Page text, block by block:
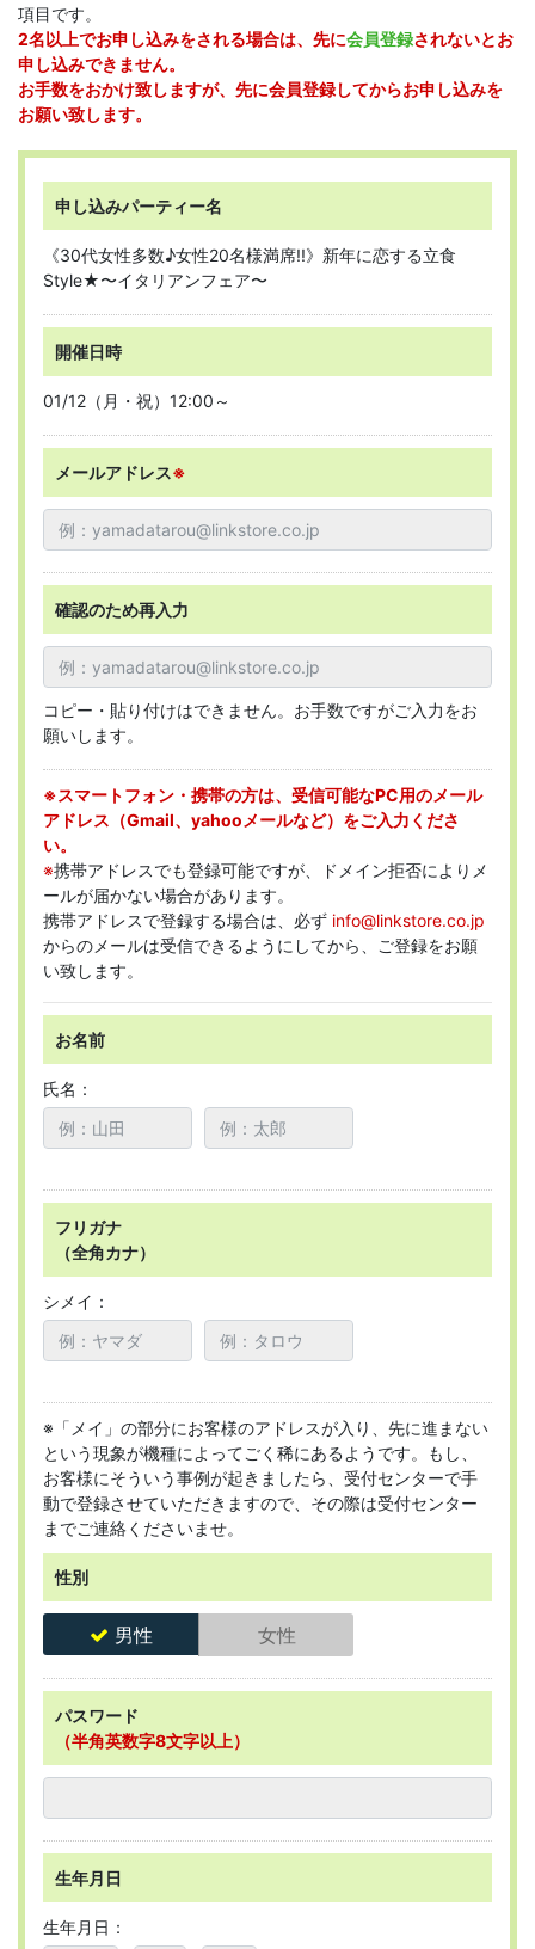
項目です。
2名以上でお申し込みをされる場合は、先に会員登録されないとお
申し込みできません。
お手数をおかけ致しますが、先に会員登録してからお申し込みを
お願い致します。
申し込みパーティー名
《30代女性多数♪女性20名様満席!!》新年に恋する立食
Style★〜イタリアンフェア〜
開催日時
01/12（月・祝）12:00～
メールアドレス※
確認のため再入力
コピー・貼り付けはできません。お手数ですがご入力をお
願いします。
※スマートフォン・携帯の方は、受信可能なPC用のメール
アドレス（Gmail、yahooメールなど）をご入力くださ
い。
※携帯アドレスでも登録可能ですが、ドメイン拒否によりメ
ールが届かない場合があります。
携帯アドレスで登録する場合は、必ず info@linkstore.co.jp
からのメールは受信できるようにしてから、ご登録をお願
い致します。
お名前
氏名：
フリガナ
（全角カナ）
シメイ：
※「メイ」の部分にお客様のアドレスが入り、先に進まない
という現象が機種によってごく稀にあるようです。もし、
お客様にそういう事例が起きましたら、受付センターで手
動で登録させていただきますので、その際は受付センター
までご連絡くださいませ。
性別
男性 女性
パスワード
（半角英数字8文字以上）
生年月日
生年月日：